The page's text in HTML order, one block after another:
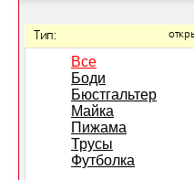
Тип:
Все
Боди
Бюстгальтер
Майка
Пижама
Трусы
Футболка